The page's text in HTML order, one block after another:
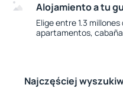
Alojamiento a tu
Elige entre 1.3
apartamentos,
Najczęściej